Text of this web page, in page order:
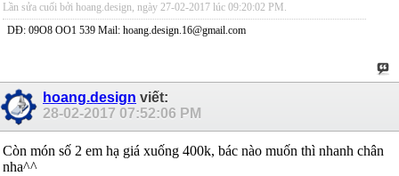
Lần sửa cuối bởi hoang.design, ngày 27-02-2017 lúc 09:20:02 PM .
DĐ: 09O8 OO1 539 Mail: hoang.design.16@gmail.com
hoang.design viết:
28-02-2017 07:52:06 PM
Còn món số 2 em hạ giá xuống 400k, bác nào muốn thì nhanh chân
nha^^